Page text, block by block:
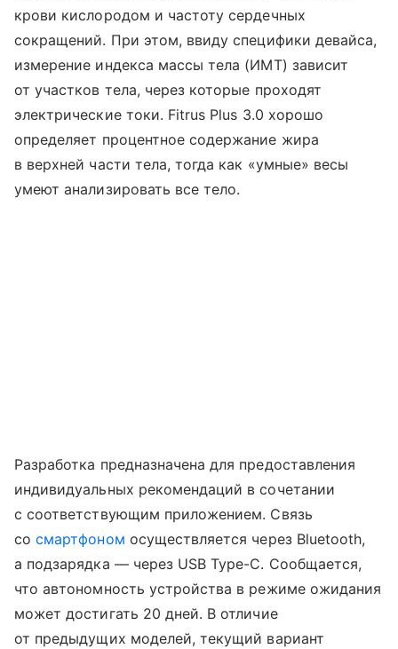
крови кислородом и частоту сердечных
сокращений. При этом, ввиду специфики девайса,
измерение индекса массы тела (ИМТ) зависит
от участков тела, через которые проходят
электрические токи. Fitrus Plus 3.0 хорошо
определяет процентное содержание жира
в верхней части тела, тогда как «умные» весы
умеют анализировать все тело.
Разработка предназначена для предоставления
индивидуальных рекомендаций в сочетании
с соответствующим приложением. Связь
сосмартфоном осуществляется через Bluetooth,
а подзарядка — через USB Type-C. Сообщается,
что автономность устройства в режиме ожидания
может достигать 20 дней. В отличие
от предыдущих моделей, текущий вариант